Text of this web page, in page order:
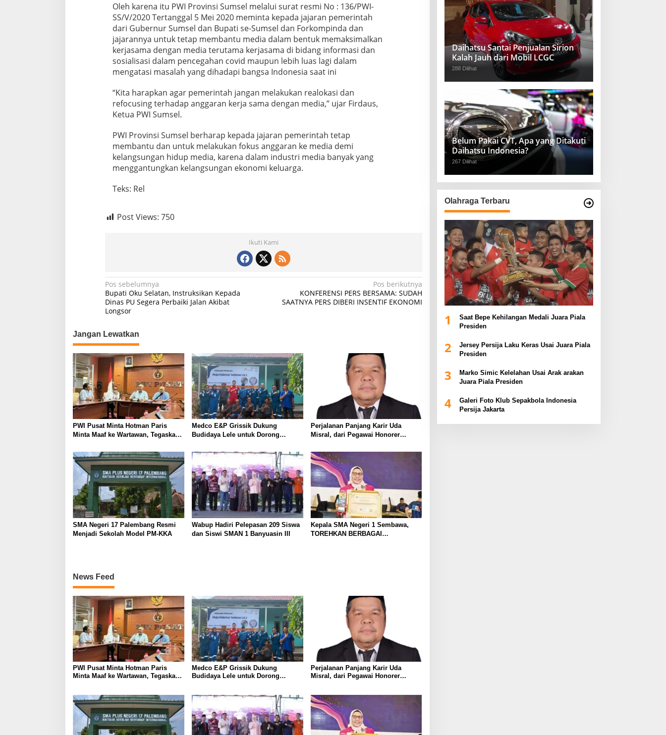
d
a
n
R
e
a
k
s
i
A
g
a
r
a
a
d
i
a
Oleh karena itu PWI Provinsi Sumsel melalui surat resmi No : 136/PWI-
SS/V/2020 Tertanggal 5 Mei 2020 meminta kepada jajaran pemerintah
dari Gubernur Sumsel dan Bupati se-Sumsel dan Forkompinda dan
jajarannya untuk tetap membantu media dalam bentuk memaksimalkan
kerjasama dengan media terutama kerjasama di bidang informasi dan
sosialisasi dalam pencegahan covid maupun lebih luas lagi dalam
mengatasi masalah yang dihadapi bangsa Indonesia saat ini
“Kita harapkan agar pemerintah jangan melakukan realokasi dan
refocusing terhadap anggaran kerja sama dengan media,” ujar Firdaus,
Ketua PWI Sumsel.
PWI Provinsi Sumsel berharap kepada jajaran pemerintah tetap
membantu dan untuk melakukan fokus anggaran ke media demi
kelangsungan hidup media, karena dalam industri media banyak yang
menggantungkan kelangsungan ekonomi keluarga.
Teks: Rel
Post Views: 750
Ikuti Kami
N
a
v
i
g
a
s
i
p
o
s
Pos sebelumnya
Bupati Oku Selatan, Instruksikan Kepada
Dinas PU Segera Perbaiki Jalan Akibat
Longsor
Pos berikutnya
KONFERENSI PERS BERSAMA: SUDAH
SAATNYA PERS DIBERI INSENTIF EKONOMI
Jangan Lewatkan
PWI Pusat Minta Hotman Paris
Minta Maaf ke Wartawan, Tegaskan
Medco E&P Grissik Dukung
Budidaya Lele untuk Dorong
Perjalanan Panjang Karir Uda
Misral, dari Pegawai Honorer
Jabatan Struktural Eselon III
SMA Negeri 17 Palembang Resmi
Menjadi Sekolah Model PM-KKA
Wabup Hadiri Pelepasan 209 Siswa
dan Siswi SMAN 1 Banyuasin III
Kepala SMA Negeri 1 Sembawa,
TOREHKAN BERBAGAI
News Feed
PWI Pusat Minta Hotman Paris
Minta Maaf ke Wartawan, Tegaskan
Medco E&P Grissik Dukung
Budidaya Lele untuk Dorong
Perjalanan Panjang Karir Uda
Misral, dari Pegawai Honorer
Daihatsu Santai Penjualan Sirion
Kalah Jauh dari Mobil LCGC
288 Dilihat
Belum Pakai CVT, Apa yang Ditakuti
Daihatsu Indonesia?
267 Dilihat
Olahraga Terbaru
1
Saat Bepe Kehilangan Medali Juara Piala
Presiden
2
Jersey Persija Laku Keras Usai Juara Piala
Presiden
3
Marko Simic Kelelahan Usai Arak arakan
Juara Piala Presiden
4
Galeri Foto Klub Sepakbola Indonesia
Persija Jakarta